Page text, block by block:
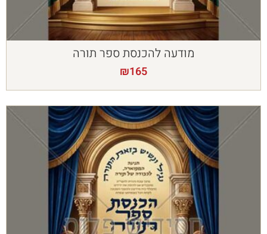
מודעה להכנסת ספר תורה
₪165